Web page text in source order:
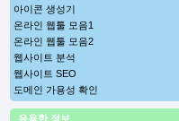
아이콘 생성기
온라인 웹툴 모음1
온라인 웹툴 모음2
웹사이트 분석
웹사이트 SEO
도메인 가용성 확인
유용한 정보